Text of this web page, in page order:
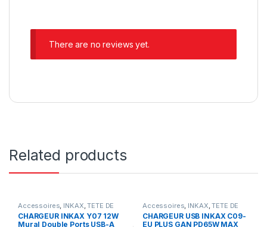
There are no reviews yet.
Related products
Accessoires INKAX ,TETE DE
CHARGEUR
CHARGEUR INKAX Y07 12W
Mural Double Ports USB-A
Accessoires INKAX ,TETE DE
CHARGEUR
CHARGEUR USB INKAX C09-
EU PLUS GAN PD65W MAX